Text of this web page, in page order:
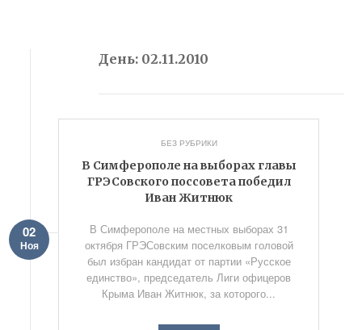
День: 02.11.2010
БЕЗ РУБРИКИ
В Симферополе на выборах главы
ГРЭСовского поссовета победил
Иван Житнюк
02
Ноя
В Симферополе на местных выборах 31
октября ГРЭСовским поселковым головой
был избран кандидат от партии «Русское
единство», председатель Лиги офицеров
Крыма Иван Житнюк, за которого...